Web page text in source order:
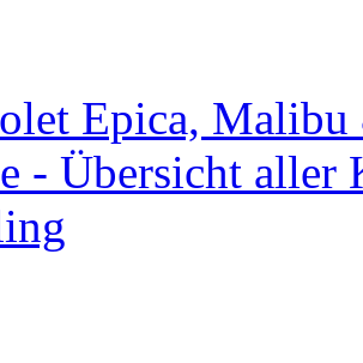
Epica,
- Übersicht aller